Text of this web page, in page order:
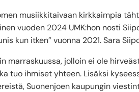
musiikkitaivaan kirkkaimpia
vuoden 2024 UMK:hon nosti
kun itken” vuonna 2021. Sara
marraskuussa, jolloin ei ole
tuo ihmiset yhteen. Lisäksi
Suonenjoen kaupungin